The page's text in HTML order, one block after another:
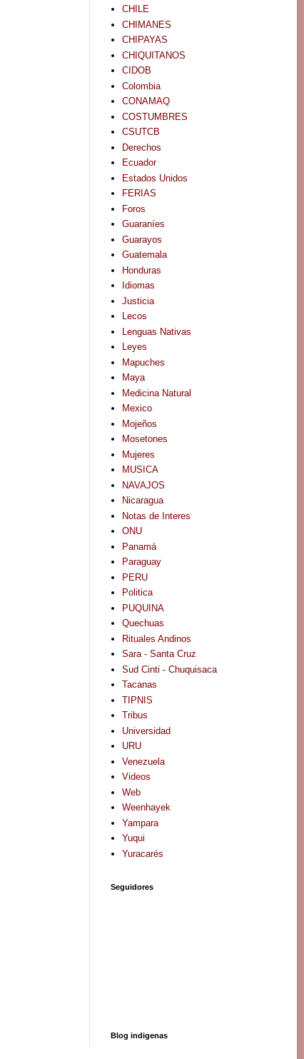
CHILE
CHIMANES
CHIPAYAS
CHIQUITANOS
CIDOB
Colombia
CONAMAQ
COSTUMBRES
CSUTCB
Derechos
Ecuador
Estados Unidos
FERIAS
Foros
Guaraníes
Guarayos
Guatemala
Honduras
Idiomas
Justicia
Lecos
Lenguas Nativas
Leyes
Mapuches
Maya
Medicina Natural
Mexico
Mojeños
Mosetones
Mujeres
MUSICA
NAVAJOS
Nicaragua
Notas de Interes
ONU
Panamá
Paraguay
PERU
Politica
PUQUINA
Quechuas
Rituales Andinos
Sara - Santa Cruz
Sud Cinti - Chuquisaca
Tacanas
TIPNIS
Tribus
Universidad
URU
Venezuela
Videos
Web
Weenhayek
Yampara
Yuqui
Yuracarés
Seguidores
Blog indigenas